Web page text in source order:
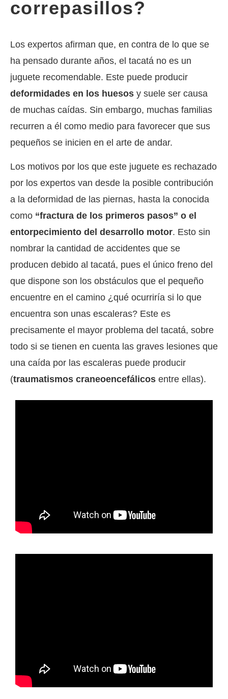
correpasillos?
Los expertos afirman que, en contra de lo que se
ha pensado durante años, el tacatá no es un
juguete recomendable. Este puede producir
deformidades en los huesos y suele ser causa
de muchas caídas. Sin embargo, muchas familias
recurren a él como medio para favorecer que sus
pequeños se inicien en el arte de andar.
Los motivos por los que este juguete es rechazado
por los expertos van desde la posible contribución
a la deformidad de las piernas, hasta la conocida
como “fractura de los primeros pasos” o el
entorpecimiento del desarrollo motor. Esto sin
nombrar la cantidad de accidentes que se
producen debido al tacatá, pues el único freno del
que dispone son los obstáculos que el pequeño
encuentre en el camino ¿qué ocurriría si lo que
encuentra son unas escaleras? Este es
precisamente el mayor problema del tacatá, sobre
todo si se tienen en cuenta las graves lesiones que
una caída por las escaleras puede producir
(traumatismos craneoencefálicos entre ellas).